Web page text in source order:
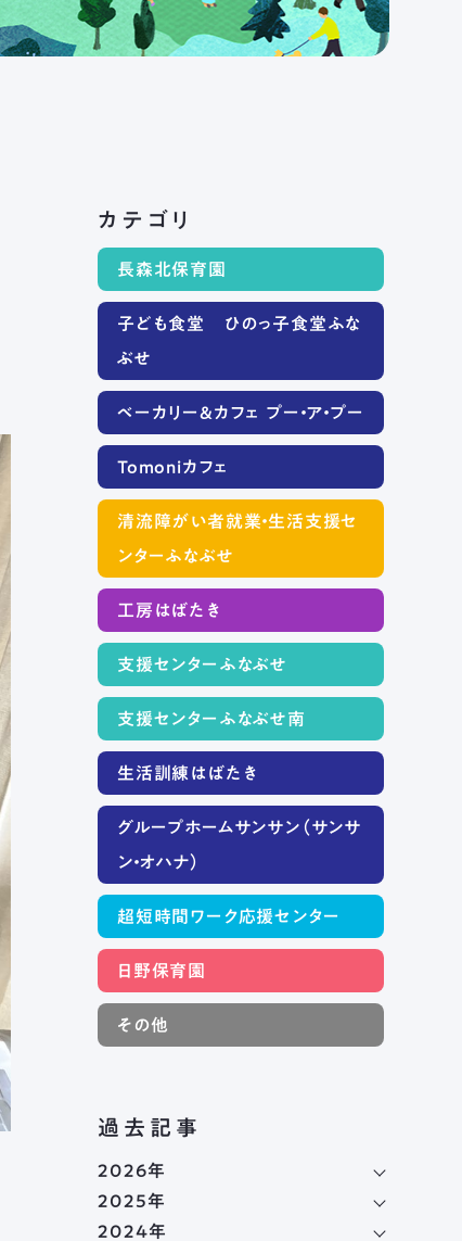
カテゴリ
長森北保育園
子ども食堂 ひのっ子食堂ふな
ぶせ
ベーカリー＆カフェ プー・ア・プー
Tomoniカフェ
清流障がい者就業・生活支援セ
ンターふなぶせ
工房はばたき
支援センターふなぶせ
支援センターふなぶせ南
生活訓練はばたき
グループホームサンサン（サンサ
ン・オハナ）
超短時間ワーク応援センター
日野保育園
その他
過去記事
2026年
2025年
2024年